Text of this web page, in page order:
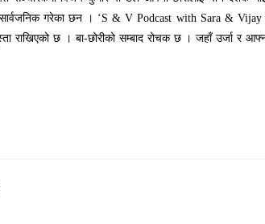
सार्वजनिक गरेका छन । ‘S & V Podcast with Sara & Vijay
राखिएको छ । बा-छोरीको सम्बाद रोचक छ । जहाँ उर्जा र